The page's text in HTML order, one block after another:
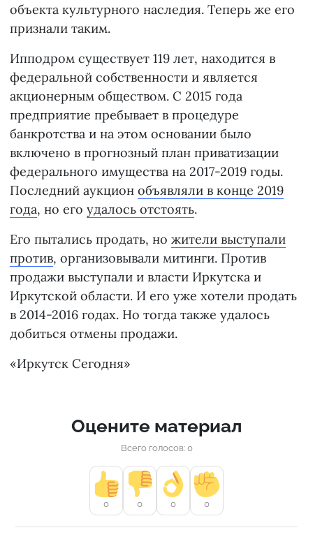
объекта культурного наследия. Теперь же его
признали таким.
Ипподром существует 119 лет, находится в
федеральной собственности и является
акционерным обществом. С 2015 года
предприятие пребывает в процедуре
банкротства и на этом основании было
включено в прогнозный план приватизации
федерального имущества на 2017-2019 годы.
Последний аукцион объявляли в конце 2019
года, но его удалось отстоять.
Его пытались продать, но жители выступали
против, организовывали митинги. Против
продажи выступали и власти Иркутска и
Иркутской области. И его уже хотели продать
в 2014-2016 годах. Но тогда также удалось
добиться отмены продажи.
«Иркутск Сегодня»
Оцените материал
Всего голосов: 0
0 0 0 0